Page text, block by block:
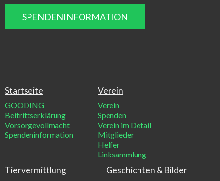
SPENDENINFORMATION
Startseite
GOODING
Beitrittserklärung
Vorsorgevollmacht
Spendeninformation
Verein
Verein
Spenden
Verein im Detail
Mitglieder
Helfer
Linksammlung
Tiervermittlung Geschichten & Bilder